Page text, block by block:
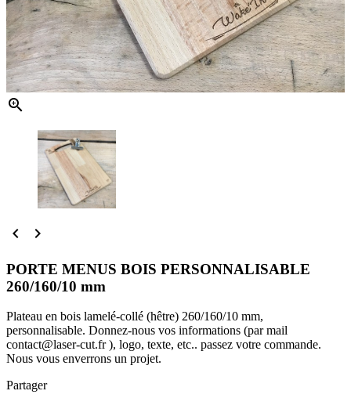

 
PORTE MENUS BOIS PERSONNALISABLE
260/160/10 mm
Plateau en bois lamelé-collé (hêtre) 260/160/10 mm,
personnalisable. Donnez-nous vos informations (par mail
contact@laser-cut.fr ), logo, texte, etc.. passez votre commande.
Nous vous enverrons un projet.
Partager